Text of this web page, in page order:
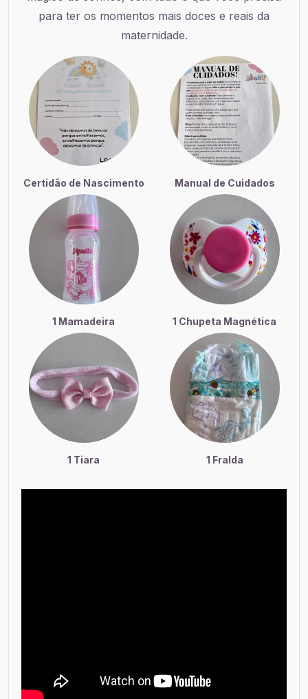
para ter os momentos mais doces e reais da
maternidade.
Certidão de Nascimento Manual de Cuidados
1 Mamadeira 1 Chupeta Magnética
1 Tiara 1 Fralda